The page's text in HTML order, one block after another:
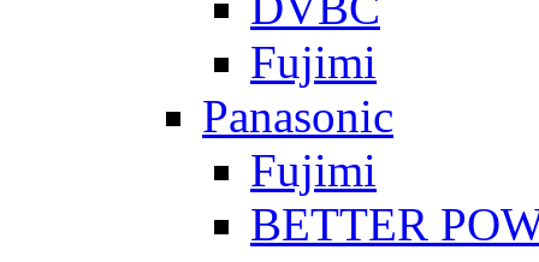
Fujimi
Panasonic
Fujimi
BETTER